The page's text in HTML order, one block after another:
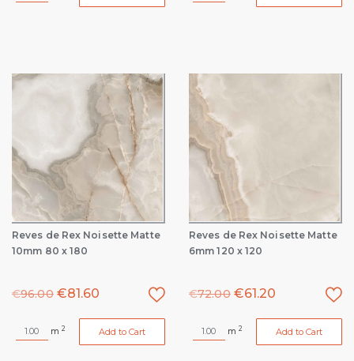
Reves de Rex Noisette Matte
10mm 80 x 180
€96.00 €81.60
m 2 Add to Cart
Reves de Rex Noisette Matte
6mm 120 x 120
€72.00 €61.20
m 2 Add to Cart